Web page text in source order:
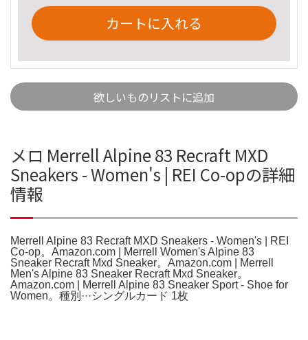
カートに入れる
欲しいものリストに追加
メロ Merrell Alpine 83 Recraft MXD
Sneakers - Women's | REI Co-opの詳細
情報
Merrell Alpine 83 Recraft MXD Sneakers - Women's | REI
Co-op。Amazon.com | Merrell Women's Alpine 83
Sneaker Recraft Mxd Sneaker。Amazon.com | Merrell
Men's Alpine 83 Sneaker Recraft Mxd Sneaker。
Amazon.com | Merrell Alpine 83 Sneaker Sport - Shoe for
Women。種別···シングルカード 1枚